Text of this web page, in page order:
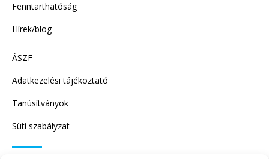
Fenntarthatóság
Hírek/blog
ÁSZF
Adatkezelési tájékoztató
Tanúsítványok
Süti szabályzat